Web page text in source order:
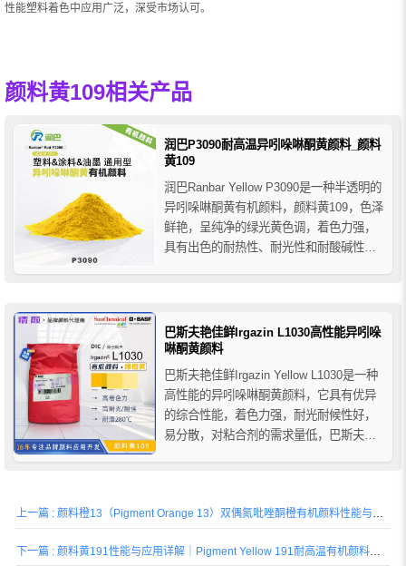
性能塑料着色中应用广泛，深受市场认可。
颜料黄109相关产品
润巴P3090耐高温异吲哚啉酮黄颜料_颜料
黄109
润巴Ranbar Yellow P3090是一种半透明的
异吲哚啉酮黄有机颜料，颜料黄109，色泽
鲜艳，呈纯净的绿光黄色调，着色力强，
具有出色的耐热性、耐光性和耐酸碱性等
适合与无机颜料配色可获得非常深的颜
色。
巴斯夫艳佳鲜Irgazin L1030高性能异吲哚
啉酮黄颜料
巴斯夫艳佳鲜Irgazin Yellow L1030是一种
高性能的异吲哚啉酮黄颜料，它具有优异
的综合性能，着色力强，耐光耐候性好，
易分散，对粘合剂的需求量低，巴斯夫
汽车涂料和修补漆，也推荐用于需要高牢上一篇 : 颜料橙13（Pigment Orange 13）双偶氮吡唑酮橙有机颜料性能与应用介绍